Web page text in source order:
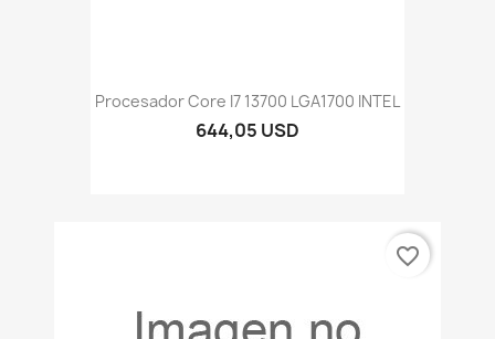
Procesador Core I7 13700 LGA1700 INTEL
644,05 USD
favorite_border